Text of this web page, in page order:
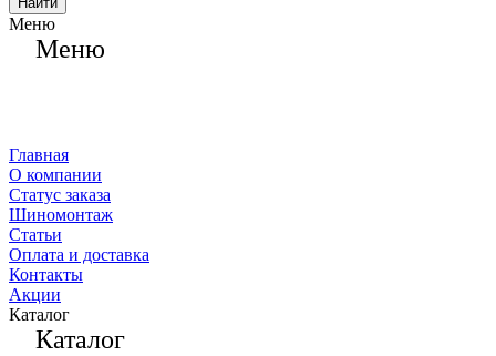
Меню
Меню
Главная
О компании
Статус заказа
Шиномонтаж
Статьи
Оплата и доставка
Контакты
Акции
Каталог
Каталог